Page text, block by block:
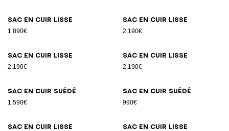
Sac en cuir lisse
1.890€
Sac en cuir lisse
2.190€
Sac en cuir lisse
2.190€
Sac en cuir lisse
2.190€
Sac en cuir suédé
1.590€
Sac en cuir suédé
990€
Sac en cuir lisse Sac en cuir lisse